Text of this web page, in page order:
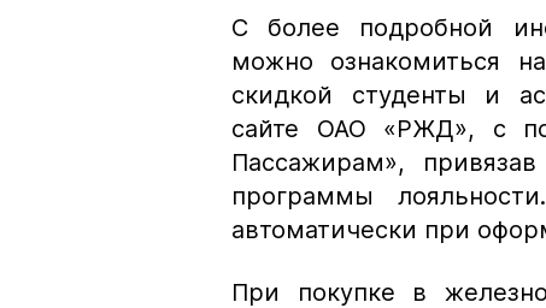
С более подробной
можно ознакомиться
скидкой студенты и
сайте ОАО «РЖД», с
Пассажирам»,
программы
автоматически при
При покупке в